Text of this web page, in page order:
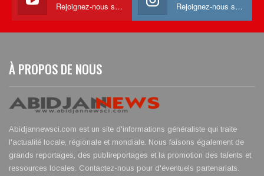
Rejoignez-nous sur Youtube Rejoignez-nous sur Instagram
À PROPOS DE NOUS
Abidjannewsci.com est un site d'informations généraliste qui traite
l'actualité locale, régionale et mondiale. Nous faisons également de
grands reportages, des publireportages et la promotion des talents et
ressources locales. Contactez-nous pour d'éventuels partenariats.